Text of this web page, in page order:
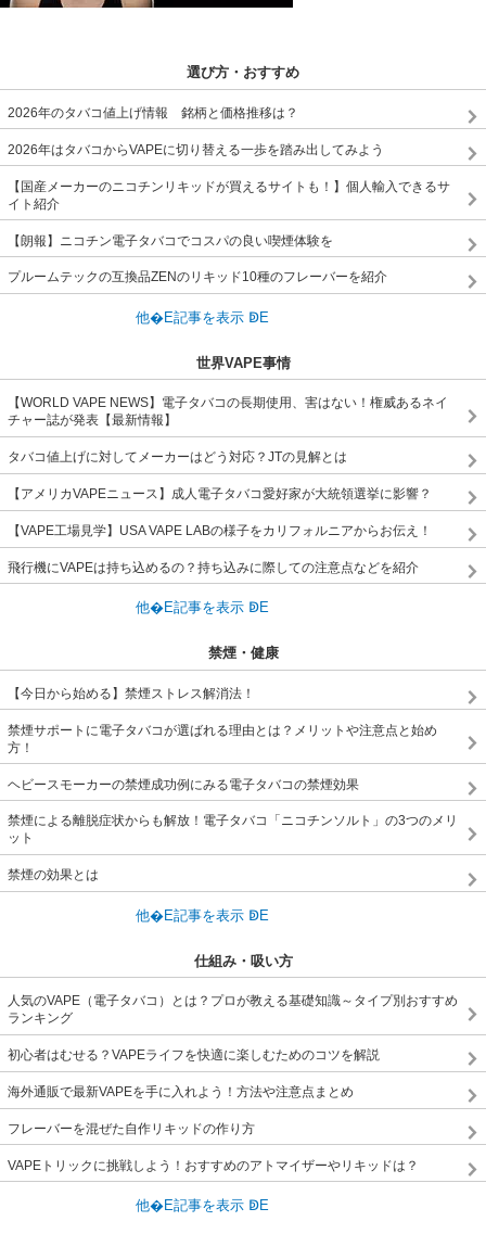
選び方・おすすめ
2026年のタバコ値上げ情報 銘柄と価格推移は？
2026年はタバコからVAPEに切り替える一歩を踏み出してみよう
【国産メーカーのニコチンリキッドが買えるサイトも！】個人輸入できるサ
イト紹介
【朗報】ニコチン電子タバコでコスパの良い喫煙体験を
プルームテックの互換品ZENのリキッド10種のフレーバーを紹介
世界VAPE事情
【WORLD VAPE NEWS】電子タバコの長期使用、害はない！権威あるネイ
チャー誌が発表【最新情報】
タバコ値上げに対してメーカーはどう対応？JTの見解とは
【アメリカVAPEニュース】成人電子タバコ愛好家が大統領選挙に影響？
【VAPE工場見学】USA VAPE LABの様子をカリフォルニアからお伝え！
飛行機にVAPEは持ち込めるの？持ち込みに際しての注意点などを紹介
禁煙・健康
【今日から始める】禁煙ストレス解消法！
禁煙サポートに電子タバコが選ばれる理由とは？メリットや注意点と始め
方！
ヘビースモーカーの禁煙成功例にみる電子タバコの禁煙効果
禁煙による離脱症状からも解放！電子タバコ「ニコチンソルト」の3つのメリ
ット
禁煙の効果とは
仕組み・吸い方
人気のVAPE（電子タバコ）とは？プロが教える基礎知識～タイプ別おすすめ
ランキング
初心者はむせる？VAPEライフを快適に楽しむためのコツを解説
海外通販で最新VAPEを手に入れよう！方法や注意点まとめ
フレーバーを混ぜた自作リキッドの作り方
VAPEトリックに挑戦しよう！おすすめのアトマイザーやリキッドは？